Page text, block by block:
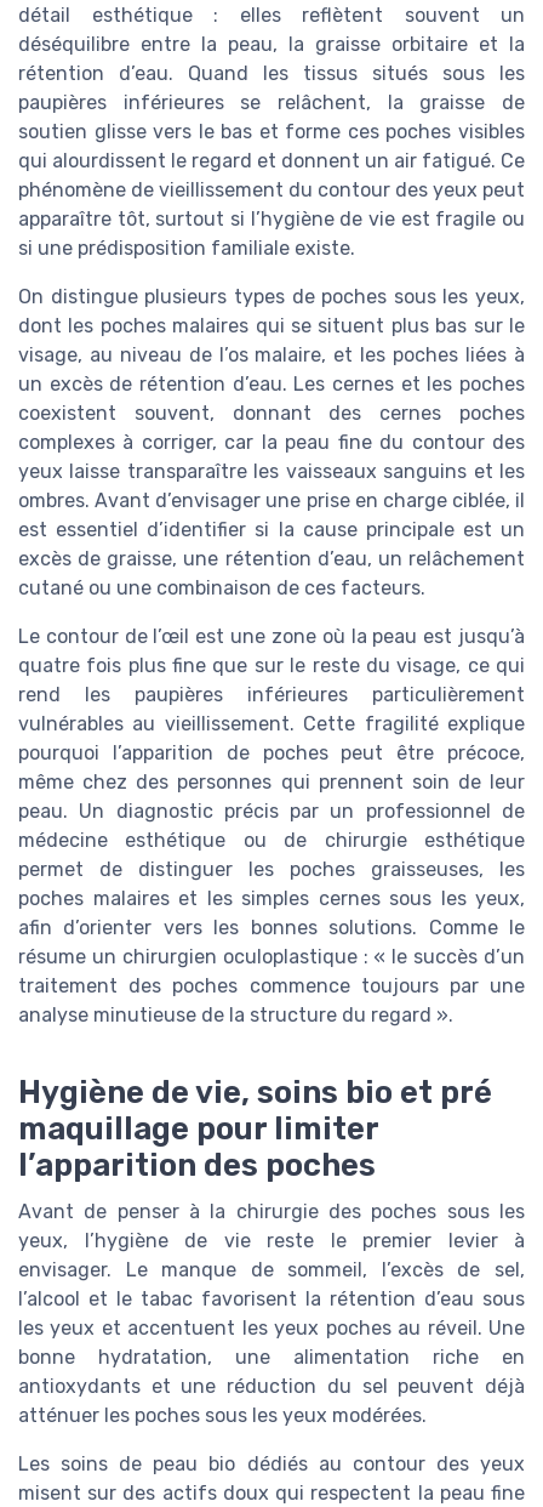
détail esthétique : elles reflètent souvent un
déséquilibre entre la peau, la graisse orbitaire et la
rétention d’eau. Quand les tissus situés sous les
paupières inférieures se relâchent, la graisse de
soutien glisse vers le bas et forme ces poches visibles
qui alourdissent le regard et donnent un air fatigué. Ce
phénomène de vieillissement du contour des yeux peut
apparaître tôt, surtout si l’hygiène de vie est fragile ou
si une prédisposition familiale existe.
On distingue plusieurs types de poches sous les yeux,
dont les poches malaires qui se situent plus bas sur le
visage, au niveau de l’os malaire, et les poches liées à
un excès de rétention d’eau. Les cernes et les poches
coexistent souvent, donnant des cernes poches
complexes à corriger, car la peau fine du contour des
yeux laisse transparaître les vaisseaux sanguins et les
ombres. Avant d’envisager une prise en charge ciblée, il
est essentiel d’identifier si la cause principale est un
excès de graisse, une rétention d’eau, un relâchement
cutané ou une combinaison de ces facteurs.
Le contour de l’œil est une zone où la peau est jusqu’à
quatre fois plus fine que sur le reste du visage, ce qui
rend les paupières inférieures particulièrement
vulnérables au vieillissement. Cette fragilité explique
pourquoi l’apparition de poches peut être précoce,
même chez des personnes qui prennent soin de leur
peau. Un diagnostic précis par un professionnel de
médecine esthétique ou de chirurgie esthétique
permet de distinguer les poches graisseuses, les
poches malaires et les simples cernes sous les yeux,
afin d’orienter vers les bonnes solutions. Comme le
résume un chirurgien oculoplastique : « le succès d’un
traitement des poches commence toujours par une
analyse minutieuse de la structure du regard ».
Hygiène de vie, soins bio et pré
maquillage pour limiter
l’apparition des poches
Avant de penser à la chirurgie des poches sous les
yeux, l’hygiène de vie reste le premier levier à
envisager. Le manque de sommeil, l’excès de sel,
l’alcool et le tabac favorisent la rétention d’eau sous
les yeux et accentuent les yeux poches au réveil. Une
bonne hydratation, une alimentation riche en
antioxydants et une réduction du sel peuvent déjà
atténuer les poches sous les yeux modérées.
Les soins de peau bio dédiés au contour des yeux
misent sur des actifs doux qui respectent la peau fine